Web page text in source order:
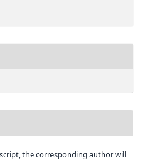
the corresponding author will